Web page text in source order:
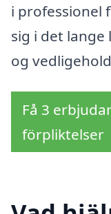
i professionel
sig i det
og
Få 3
förpliktelser